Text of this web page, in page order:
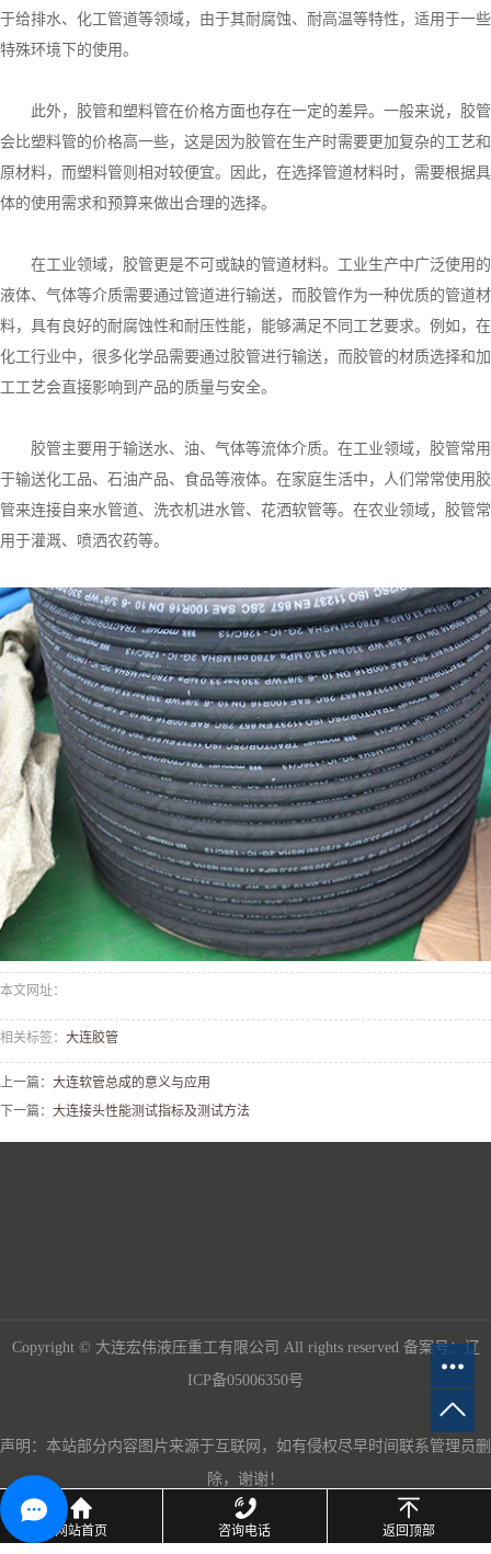
于给排水、化工管道等领域，由于其耐腐蚀、耐高温等特性，适用于一些
特殊环境下的使用。
此外，胶管和塑料管在价格方面也存在一定的差异。一般来说，胶管
会比塑料管的价格高一些，这是因为胶管在生产时需要更加复杂的工艺和
原材料，而塑料管则相对较便宜。因此，在选择管道材料时，需要根据具
体的使用需求和预算来做出合理的选择。
在工业领域，胶管更是不可或缺的管道材料。工业生产中广泛使用的
液体、气体等介质需要通过管道进行输送，而胶管作为一种优质的管道材
料，具有良好的耐腐蚀性和耐压性能，能够满足不同工艺要求。例如，在
化工行业中，很多化学品需要通过胶管进行输送，而胶管的材质选择和加
工工艺会直接影响到产品的质量与安全。
胶管主要用于输送水、油、气体等流体介质。在工业领域，胶管常用
于输送化工品、石油产品、食品等液体。在家庭生活中，人们常常使用胶
管来连接自来水管道、洗衣机进水管、花洒软管等。在农业领域，胶管常
用于灌溉、喷洒农药等。
本文网址：
相关标签： 大连胶管
上一篇： 大连软管总成的意义与应用
下一篇： 大连接头性能测试指标及测试方法
Copyright © 大连宏伟液压重工有限公司 All rights reserved 备案号：辽
ICP备05006350号
声明：本站部分内容图片来源于互联网，如有侵权尽早时间联系管理员删
除，谢谢！
服务支持：联企时代
辽公网安备 21020402000208号
网站首页 咨询电话 返回顶部